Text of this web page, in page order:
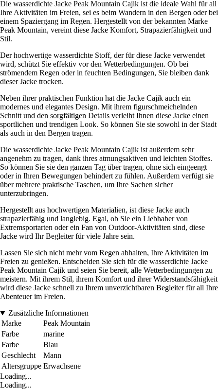
Die wasserdichte Jacke Peak Mountain Cajik ist die ideale Wahl für all
Ihre Aktivitäten im Freien, sei es beim Wandern in den Bergen oder bei
einem Spaziergang im Regen. Hergestellt von der bekannten Marke
Peak Mountain, vereint diese Jacke Komfort, Strapazierfähigkeit und
Stil.
Der hochwertige wasserdichte Stoff, der für diese Jacke verwendet
wird, schützt Sie effektiv vor den Wetterbedingungen. Ob bei
strömendem Regen oder in feuchten Bedingungen, Sie bleiben dank
dieser Jacke trocken.
Neben ihrer praktischen Funktion hat die Jacke Cajik auch ein
modernes und elegantes Design. Mit ihrem figurschmeichelnden
Schnitt und den sorgfältigen Details verleiht Ihnen diese Jacke einen
sportlichen und trendigen Look. So können Sie sie sowohl in der Stadt
als auch in den Bergen tragen.
Die wasserdichte Jacke Peak Mountain Cajik ist außerdem sehr
angenehm zu tragen, dank ihres atmungsaktiven und leichten Stoffes.
So können Sie sie den ganzen Tag über tragen, ohne sich eingeengt
oder in Ihren Bewegungen behindert zu fühlen. Außerdem verfügt sie
über mehrere praktische Taschen, um Ihre Sachen sicher
unterzubringen.
Hergestellt aus hochwertigen Materialien, ist diese Jacke auch
strapazierfähig und langlebig. Egal, ob Sie ein Liebhaber von
Extremsportarten oder ein Fan von Outdoor-Aktivitäten sind, diese
Jacke wird Ihr Begleiter für viele Jahre sein.
Lassen Sie sich nicht mehr vom Regen abhalten, Ihre Aktivitäten im
Freien zu genießen. Entscheiden Sie sich für die wasserdichte Jacke
Peak Mountain Cajik und seien Sie bereit, alle Wetterbedingungen zu
meistern. Mit ihrem Stil, ihrem Komfort und ihrer Widerstandsfähigkeit
wird diese Jacke schnell zu Ihrem unverzichtbaren Begleiter für all Ihre
Abenteuer im Freien.
Zusätzliche Informationen
Marke
Peak Mountain
Farbe
marine
Farbe
Blau
Geschlecht
Mann
Altersgruppe Erwachsene
Loading...
Loading...